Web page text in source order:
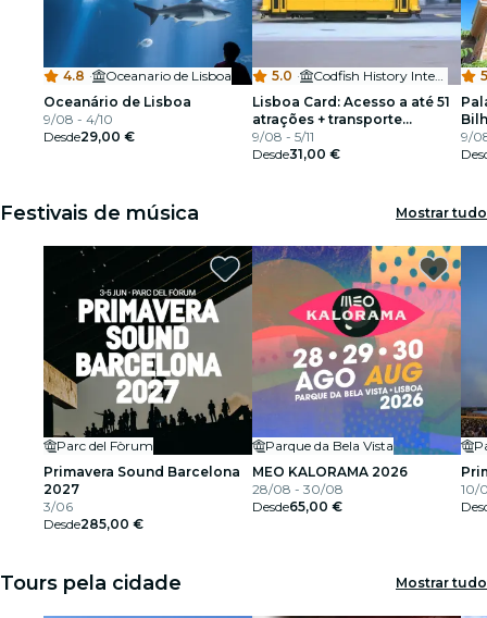
4.8 ·
Oceanario de Lisboa
Oceanário de Lisboa
9/08 - 4/10
Desde29,00 €
5.0 ·
Codfish History Interpretation Center
Lisboa Card: Acesso a até 51
atrações + transporte
público
9/08 - 5/11
Desde31,00 €
9/
Festivais de música Mostrar tudo
Parc del Fòrum
Primavera Sound Barcelona
2027
3/06
Desde285,00 €
Parque da Bela Vista
MEO KALORAMA 2026
28/08 - 30/08
Desde65,00 €
10/
Tours pela cidade Mostrar tudo